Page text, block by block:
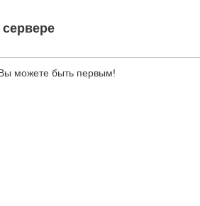
можете быть первым!